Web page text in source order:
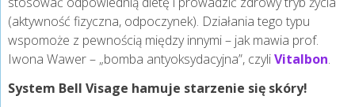
(aktywność fizyczna, odpoczynek). Działania tego typu
wspomoże z pewnością między innymi – jak mawia prof.
Iwona Wawer – „bomba antyoksydacyjna”, czyliVitalbon.
System Bell Visage hamuje starzenie się skóry!